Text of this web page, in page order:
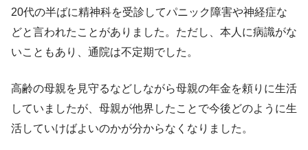
20代の半ばに精神科を受診してパニック障害や神経症な
どと言われたことがありました。ただし、本人に病識がな
いこともあり、通院は不定期でした。
高齢の母親を見守るなどしながら母親の年金を頼りに生活
していましたが、母親が他界したことで今後どのように生
活していけばよいのかが分からなくなりました。